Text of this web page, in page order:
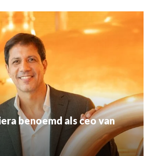
benoemd als ceo van